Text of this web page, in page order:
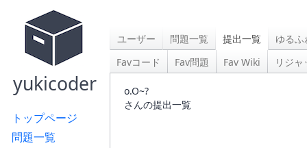
yukicoder
トップページ
問題一覧
ユーザー 問題一覧 提出一覧
ゆる
Favコード
Fav問題 Fav Wiki リジ
o.O~?
さんの提出一覧